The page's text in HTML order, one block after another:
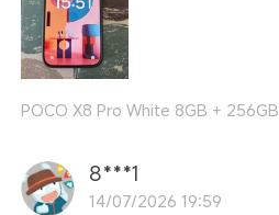
POCO X8 Pro White 8GB + 256GB
8***1
14/07/2026 19:59